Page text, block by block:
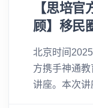
【思培
顾】移民
货都在这
北京时间
方携手神通
讲座。本次讲